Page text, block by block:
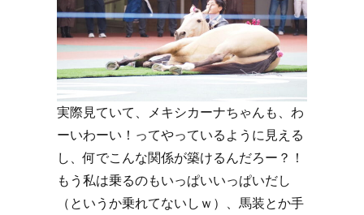
実際見ていて、メキシカーナちゃんも、わ
ーいわーい！ってやっているように見える
し、何でこんな関係が築けるんだろー？！
もう私は乗るのもいっぱいいっぱいだし
（というか乗れてないしｗ）、馬装とか手